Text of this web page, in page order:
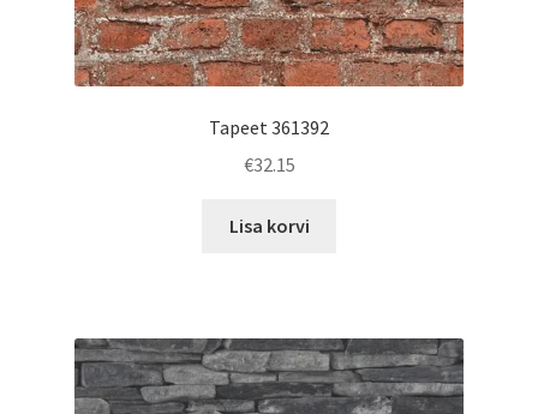
Tapeet 361392
€32.15
Lisa korvi